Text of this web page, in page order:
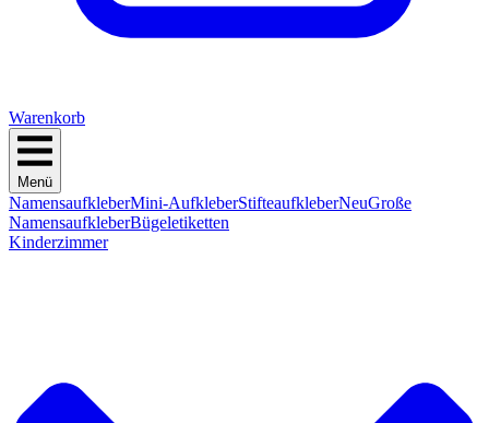
Warenkorb
Menü
NamensaufkleberMini-AufkleberStifteaufkleberNeuGroße
NamensaufkleberBügeletiketten
Kinderzimmer